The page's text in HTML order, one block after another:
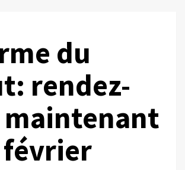
du
rendez-
maintenant
février